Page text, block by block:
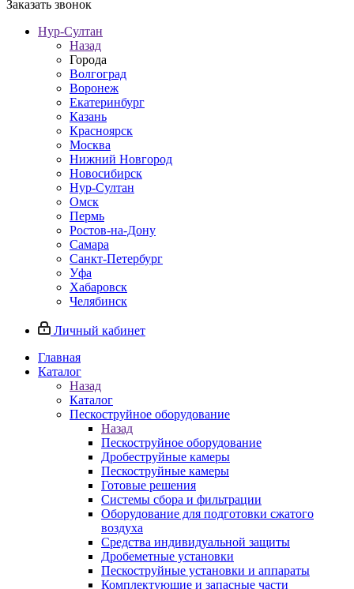
Заказать звонок
Нур-Султан
Назад
Города
Волгоград
Воронеж
Екатеринбург
Казань
Красноярск
Москва
Нижний Новгород
Новосибирск
Нур-Султан
Омск
Пермь
Ростов-на-Дону
Самара
Санкт-Петербург
Уфа
Хабаровск
Челябинск
Личный кабинет
Главная
Каталог
Назад
Каталог
Пескоструйное оборудование
Назад
Пескоструйное оборудование
Дробеструйные камеры
Пескоструйные камеры
Готовые решения
Системы сбора и фильтрации
Оборудование для подготовки сжатого
воздуха
Средства индивидуальной защиты
Дробеметные установки
Пескоструйные установки и аппараты
Комплектующие и запасные части